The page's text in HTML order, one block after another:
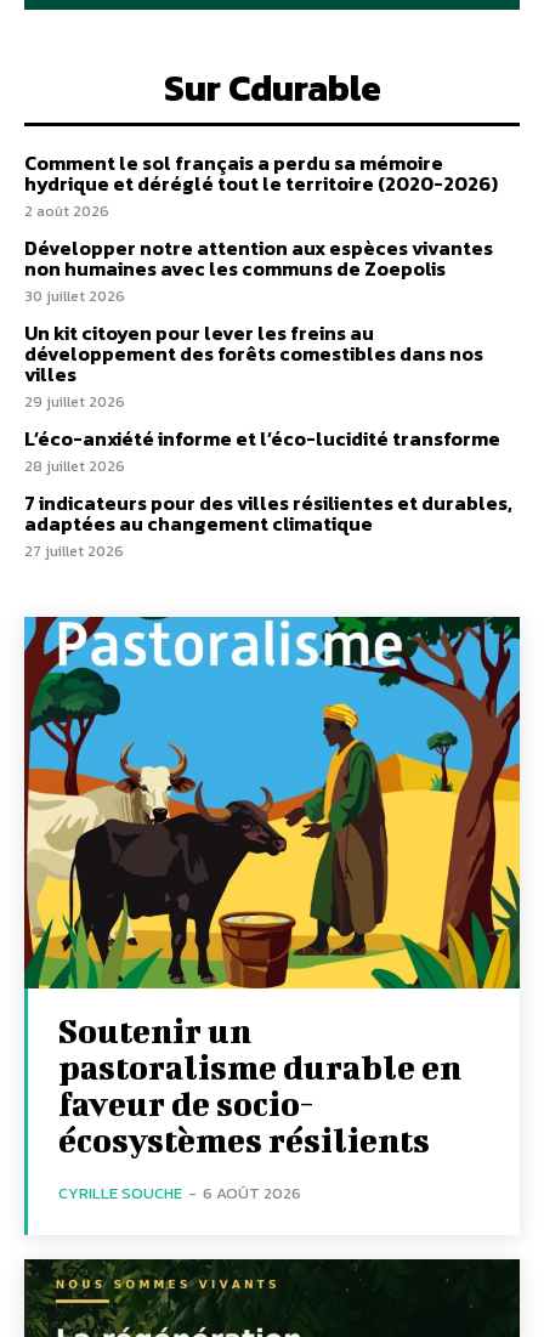
Sur Cdurable
Comment le sol français a perdu sa mémoire
hydrique et déréglé tout le territoire (2020-2026)
2 août 2026
Développer notre attention aux espèces vivantes
non humaines avec les communs de Zoepolis
30 juillet 2026
Un kit citoyen pour lever les freins au
développement des forêts comestibles dans nos
villes
29 juillet 2026
L’éco-anxiété informe et l’éco-lucidité transforme
28 juillet 2026
7 indicateurs pour des villes résilientes et durables,
adaptées au changement climatique
27 juillet 2026
Soutenir un
pastoralisme durable en
faveur de socio-
écosystèmes résilients
CYRILLE SOUCHE - 6 AOÛT 2026